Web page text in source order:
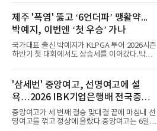
비교하기 어려울 정도로 폭염이 길어지고 강해
지고 있다. 여기에 장마, 이
억 원, 우승상금 1억8000만 원) 2라운드에서 단
독 선두로 도약했다.강채연은 7일 제주도 서귀
포의 테디밸리 골프앤리조트(파72)에서 열린 2
라운드에서 버디 5개와 보기 1개를 묶어 4언더
파 68타를 쳤다. 중간합계 9언더파 135타로 전
날 공동 4위에서 선두로 올라섰다. 공동 2위 그
룹(8언더파 136타)과는 한 타 차다.이 대회는 그
받았으나, 지난해 상금순위 75위에 그쳐 시드순
위전으로 밀렸고 본선에서도 78위에
제주 '폭염' 뚫고 ‘6언더파’ 맹활약...
박예지, 이번엔 ‘첫 우승’ 가나
국가대표 출신 박예지가 KLPGA 투어 2026시즌
하반기 첫 대회에서도 상승세를 이어갔다.박예
서 열린 KLPGA 투어 제주삼다수 마스터스 1라
운드에서 보기 없이 버디만 6개를 잡아내며 6언
더파 66타를 쳤다. 박예지는 서어진, 신다인과
선두권을 형성했다.이날 경기가 열린 테디밸리
골프앤리조트 역시 전국적 폭염을 피해가지 못
했다. 대회장의 최고 기온은 35도에 달했다. 섬
지역 특성상 습도가 높아 체감온도는 더 높게 느
'삼세번' 중앙여고, 선명여고에 설
욕…2026 IBK기업은행배 전국중고
배구대회 우승
중앙여고가 세 번째 결승 맞대결 끝에 마침내 선
명여고를 꺾고 정상에 올랐다.중앙여고는 6일